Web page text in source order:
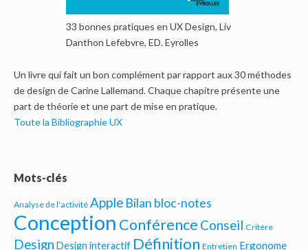
33 bonnes pratiques en UX Design, Liv
Danthon Lefebvre, ED. Eyrolles
Un livre qui fait un bon complément par rapport aux 30 méthodes
de design de Carine Lallemand. Chaque chapitre présente une
part de théorie et une part de mise en pratique.
Toute la Bibliographie UX
Mots-clés
Analyse de l'activité Apple Bilan bloc-notes
Conception Conférence Conseil Critère
Design Design interactif Définition Entretien Ergonome